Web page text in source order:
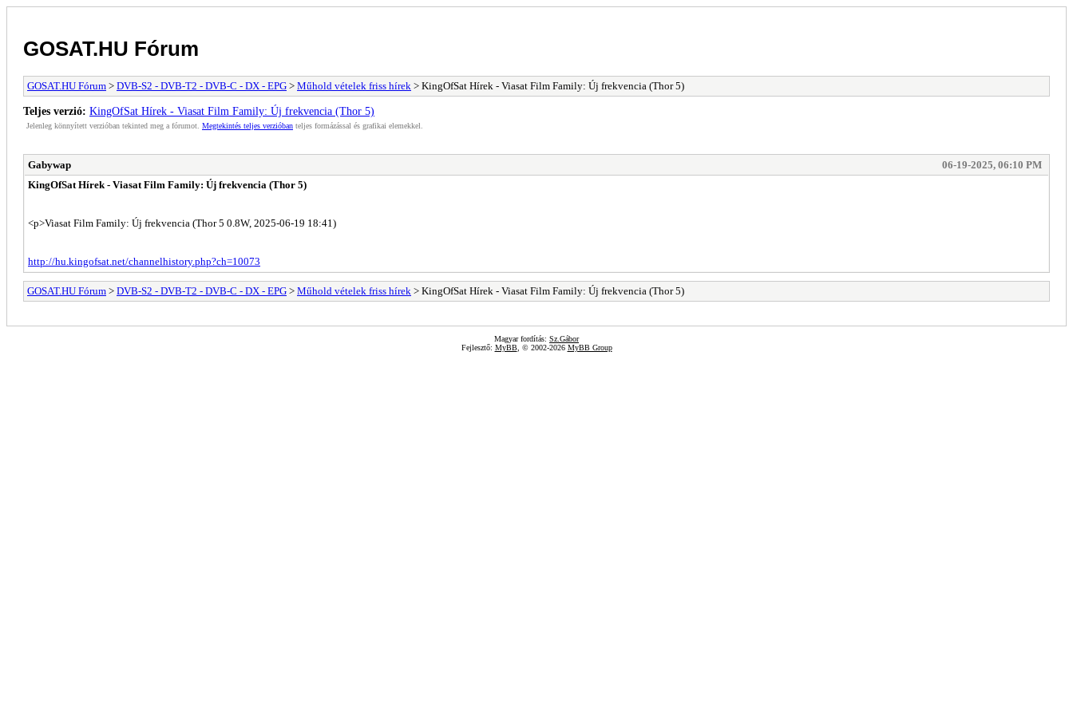
GOSAT.HU Fórum
GOSAT.HU Fórum > DVB-S2 - DVB-T2 - DVB-C - DX - EPG > Műhold vételek friss hírek > KingOfSat Hírek - Viasat Film Family: Új frekvencia (Thor 5)
Teljes verzió: KingOfSat Hírek - Viasat Film Family: Új frekvencia (Thor 5)
Jelenleg könnyített verzióban tekinted meg a fórumot. Megtekintés teljes verzióban teljes formázással és grafikai elemekkel.
Gabywap
06-19-2025, 06:10 PM
KingOfSat Hírek - Viasat Film Family: Új frekvencia (Thor 5)
<p>Viasat Film Family: Új frekvencia (Thor 5 0.8W, 2025-06-19 18:41)
http://hu.kingofsat.net/channelhistory.php?ch=10073
GOSAT.HU Fórum > DVB-S2 - DVB-T2 - DVB-C - DX - EPG > Műhold vételek friss hírek > KingOfSat Hírek - Viasat Film Family: Új frekvencia (Thor 5)
Magyar fordítás: Sz.Gábor
Fejlesztő: MyBB, © 2002-2026 MyBB Group